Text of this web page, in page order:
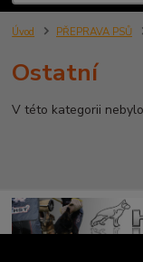
Úvod PŘEPRAVA PSŮ
Ostatní
V této kategorii